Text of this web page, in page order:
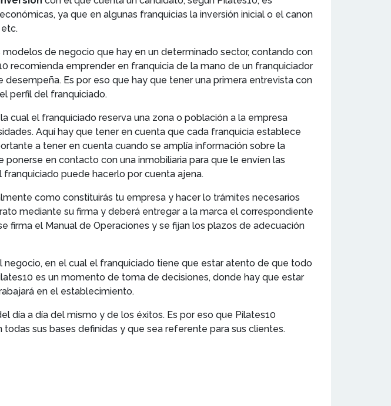
ya que en algunas franquicias la inversión inicial o el canon
de negocio que hay en un determinado sector, contando con
recomienda emprender en franquicia de la mano de un franquiciador
Es por eso que hay que tener una primera entrevista con
perfil del franquiciado.
cual el franquiciado reserva una zona o población a la empresa
Aquí hay que tener en cuenta que cada franquicia establece
a tener en cuenta cuando se amplía información sobre la
en contacto con una inmobiliaria para que le envíen las
puede hacerlo por cuenta ajena.
como constituirás tu empresa y hacer lo trámites necesarios
mediante su firma y deberá entregar a la marca el correspondiente
firma el Manual de Operaciones y se fijan los plazos de adecuación
negocio, en el cual el franquiciado tiene que estar atento de que todo
es un momento de toma de decisiones, donde hay que estar
en el establecimiento.
día a día del mismo y de los éxitos. Es por eso que Pilates10
sus bases definidas y que sea referente para sus clientes.